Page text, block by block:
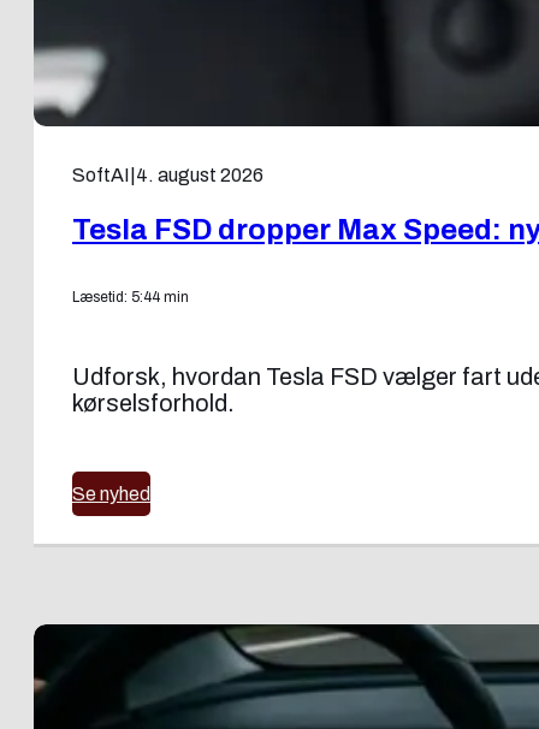
SoftAI 4. august 2026
Tesla FSD dropper Max Speed:
Læsetid: 5:44 min
Udforsk, hvordan Tesla FSD vælger fart
kørselsforhold.
Se nyhed